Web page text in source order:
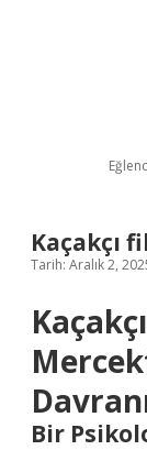
Kaçakçı
Tarih: Aralık 2,
Bir